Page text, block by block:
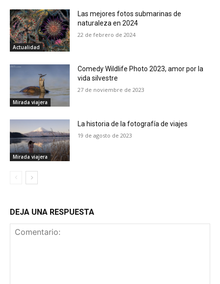
Actualidad
Las mejores fotos submarinas de
naturaleza en 2024
22 de febrero de 2024
Mirada viajera
Comedy Wildlife Photo 2023, amor por la
vida silvestre
27 de noviembre de 2023
Mirada viajera
La historia de la fotografía de viajes
19 de agosto de 2023
DEJA UNA RESPUESTA